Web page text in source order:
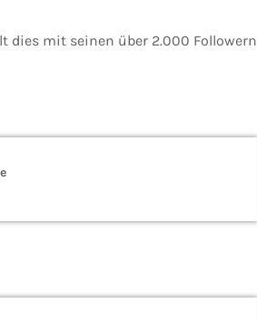
dies mit seinen über 2.000 Followern